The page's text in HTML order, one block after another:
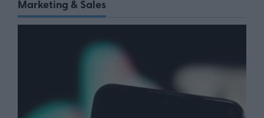
Marketing & Sales